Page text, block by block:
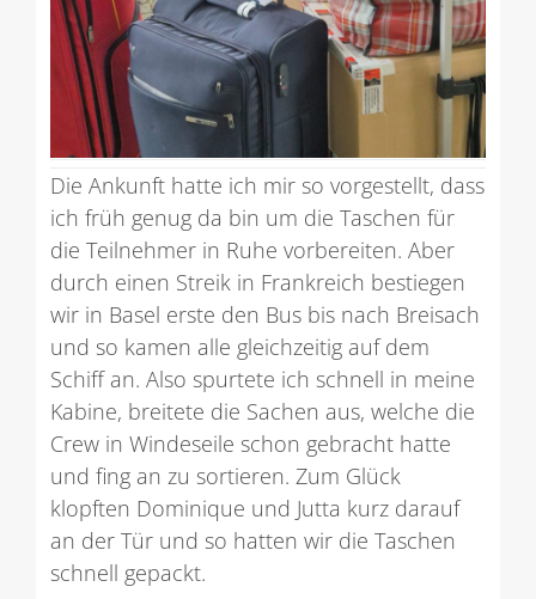
Die Ankunft hatte ich mir so vorgestellt, dass
ich früh genug da bin um die Taschen für
die Teilnehmer in Ruhe vorbereiten. Aber
durch einen Streik in Frankreich bestiegen
wir in Basel erste den Bus bis nach Breisach
und so kamen alle gleichzeitig auf dem
Schiff an. Also spurtete ich schnell in meine
Kabine, breitete die Sachen aus, welche die
Crew in Windeseile schon gebracht hatte
und fing an zu sortieren. Zum Glück
klopften Dominique und Jutta kurz darauf
an der Tür und so hatten wir die Taschen
schnell gepackt.